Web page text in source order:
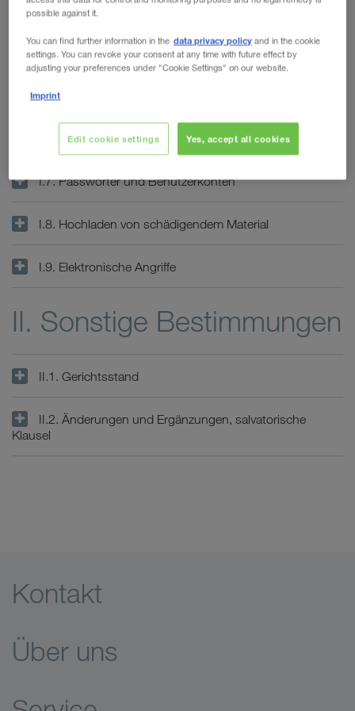
WALTER LAGER-BETRIEBE GmbH
WALTER LEASING GmbH
WALTER REAL ESTATE GmbH
I.3. Haftung
I.4. Verfügbarkeit
I.5. Externe Links
I.6. Gesicherte Seiten
I.7. Passwörter und Benutzerkonten
I.8. Hochladen von schädigendem Material
I.9. Elektronische Angriffe
II. Sonstige Bestimmungen
II.1. Gerichtsstand
II.2. Änderungen und Ergänzungen, salvatorische
Klausel
Kontakt
Über uns
possible against it.
You can find further information in the data privacy policy and in the cookie
settings. You can revoke your consent at any time with future effect by
adjusting your preferences under "Cookie Settings" on our website.
Imprint
Yes, accept all cookies
Edit cookie settings